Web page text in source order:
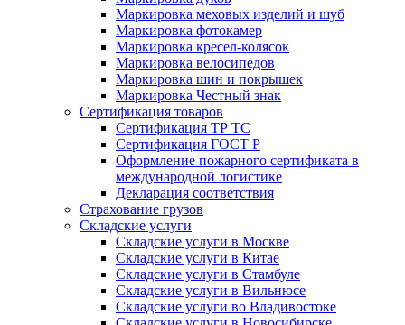
Маркировка меховых изделий и шуб
Маркировка фотокамер
Маркировка кресел-колясок
Маркировка велосипедов
Маркировка шин и покрышек
Маркировка Честный знак
Сертификация товаров
Сертификация ТР ТС
Сертификация ГОСТ Р
Оформление пожарного сертификата в
международной логистике
Декларация соответствия
Страхование грузов
Складские услуги
Складские услуги в Москве
Складские услуги в Китае
Складские услуги в Стамбуле
Складские услуги в Вильнюсе
Складские услуги во Владивостоке